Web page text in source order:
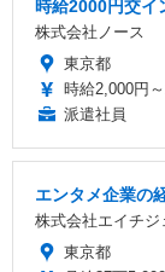
時給2000円交イ
株式会社ノース
東京都
時給2,000円
派遣社員
エンタメ企業の
株式会社エイチジ
東京都